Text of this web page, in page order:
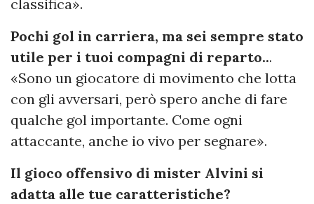
classifica».
Pochi gol in carriera, ma sei sempre stato
utile per i tuoi compagni di reparto...
«Sono un giocatore di movimento che lotta
con gli avversari, però spero anche di fare
qualche gol importante. Come ogni
attaccante, anche io vivo per segnare».
Il gioco offensivo di mister Alvini si
adatta alle tue caratteristiche?